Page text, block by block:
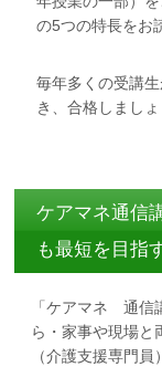
の5つの特長をお
毎年多くの受講
き、合格しましょ
ケアマネ通信
も最短を目指
「ケアマネ 通信
ら・家事や現場と
（介護支援専門